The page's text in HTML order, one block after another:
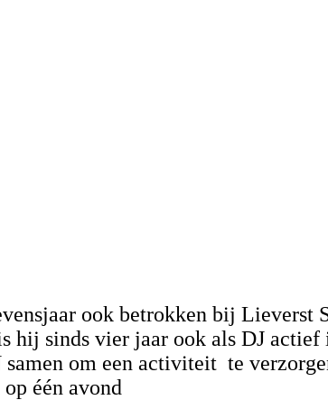
ook betrokken bij Lieverst
hij sinds vier jaar ook als DJ
om een activiteit te
één avond